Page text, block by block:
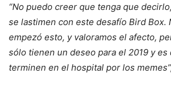
“No puedo creer que tenga que
se lastimen con este desafío Bird Box.
empezó esto, y valoramos el afecto,
sólo tienen un deseo para el 2019 y
terminen en el hospital por los